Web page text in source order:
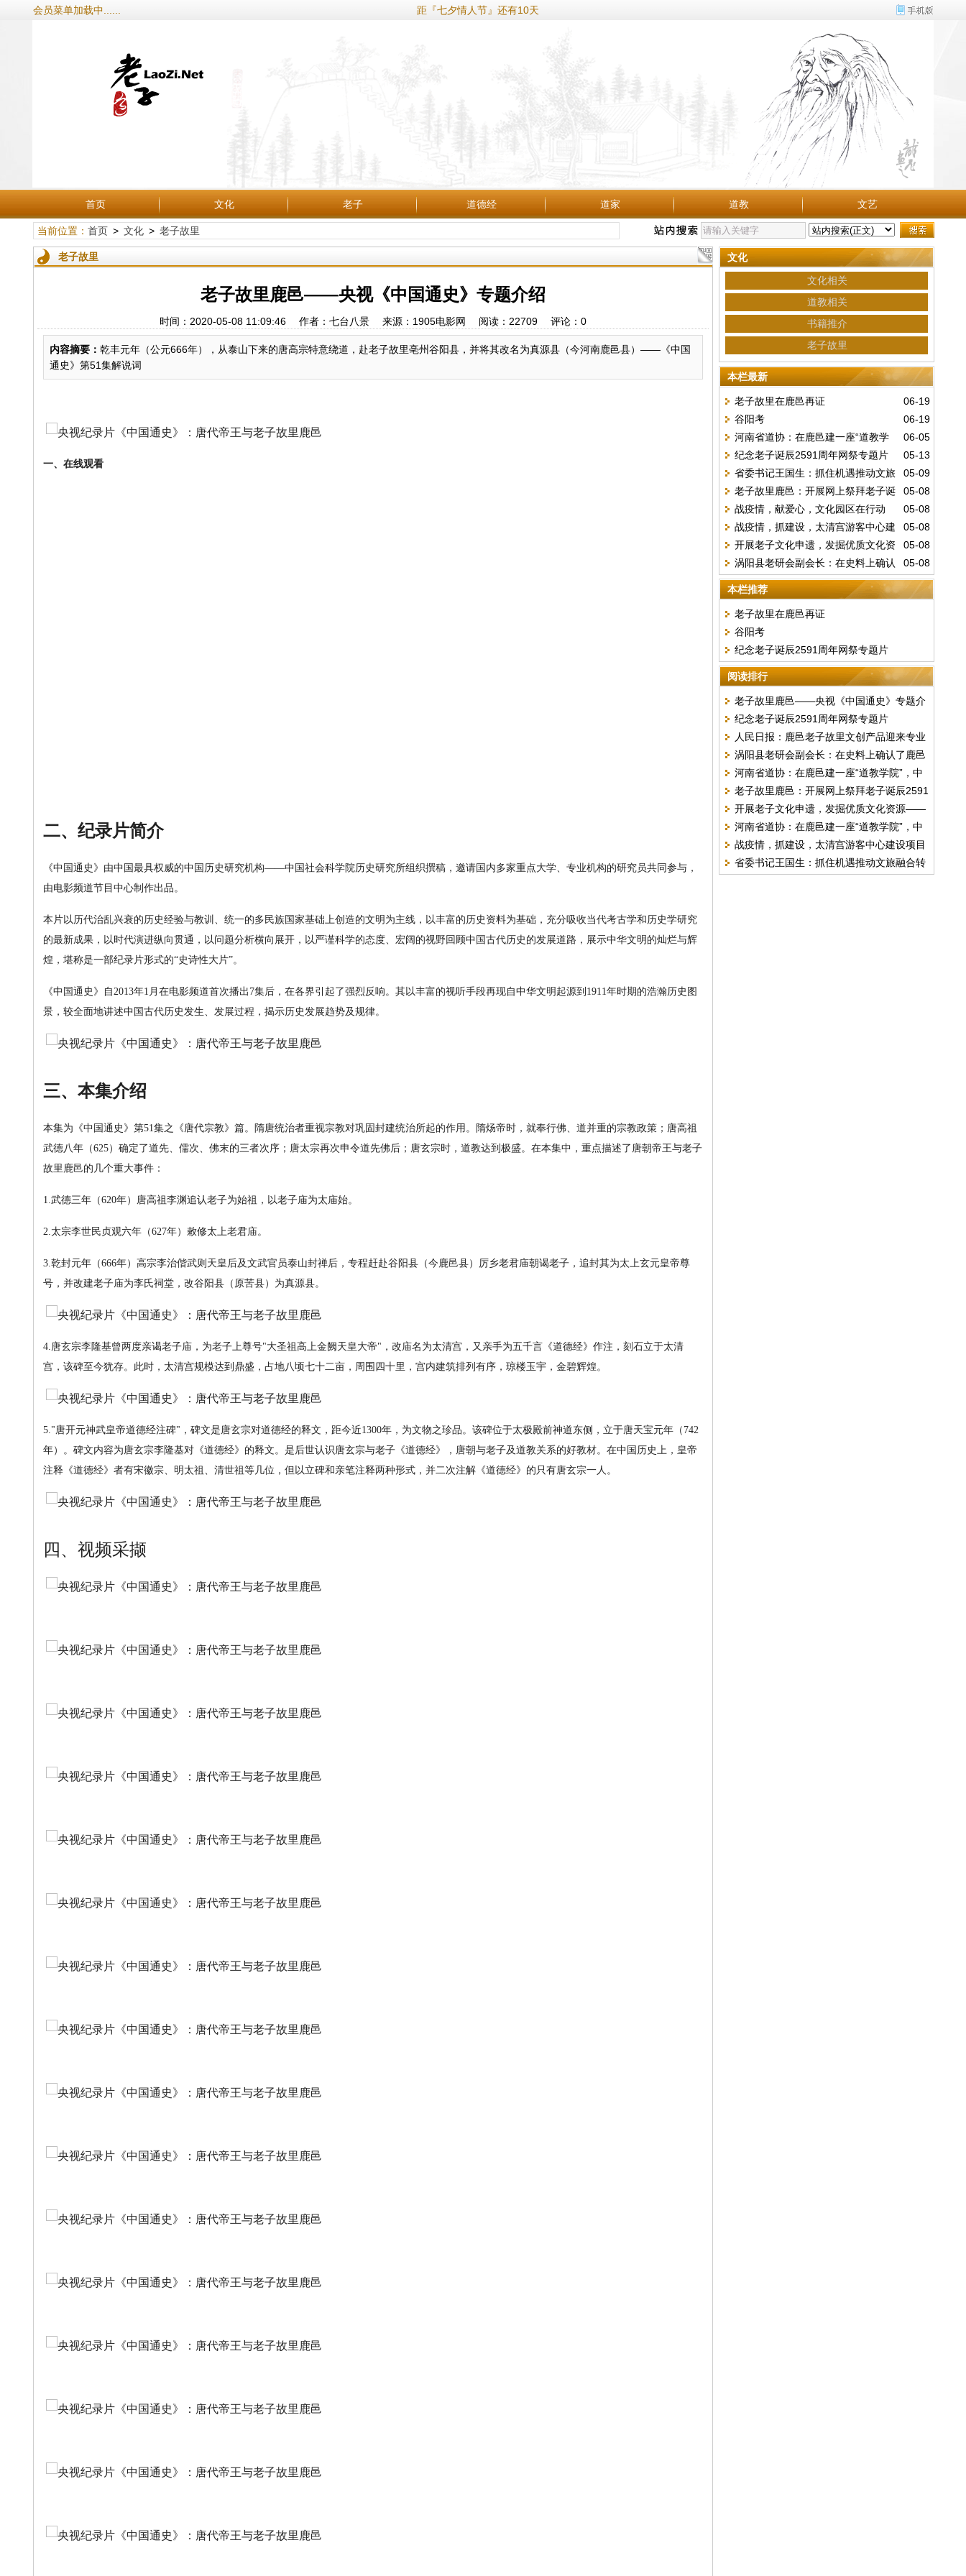
会员菜单加载中...... 距『七夕情人节』还有10天
首页 文化 老子 道德经 道家 道教 文艺
当前位置： 首页> 文化> 老子故里
老子故里
老子故里鹿邑——央视《中国通史》专题介绍
时间：2020-05-08 11:09:46 作者：七台八景 来源：1905电影网 阅读： 22709评论： 0
内容摘要： 乾丰元年（公元666年），从泰山下来的唐高宗特意绕道，赴老子故里亳州谷阳县，并将其改名为真源县（今河南鹿邑县）——《中国
通史》第51集解说词
一、在线观看
二、纪录片简介
《中国通史》由中国最具权威的中国历史研究机构——中国社会科学院历史研究所组织撰稿，邀请国内多家重点大学、专业机构的研究员共同参与，
由电影频道节目中心制作出品。
本片以历代治乱兴衰的历史经验与教训、统一的多民族国家基础上创造的文明为主线，以丰富的历史资料为基础，充分吸收当代考古学和历史学研究
的最新成果，以时代演进纵向贯通，以问题分析横向展开，以严谨科学的态度、宏阔的视野回顾中国古代历史的发展道路，展示中华文明的灿烂与辉
煌，堪称是一部纪录片形式的“史诗性大片”。
《中国通史》自2013年1月在电影频道首次播出7集后，在各界引起了强烈反响。其以丰富的视听手段再现自中华文明起源到1911年时期的浩瀚历史图
景，较全面地讲述中国古代历史发生、发展过程，揭示历史发展趋势及规律。
三、本集介绍
本集为《中国通史》第51集之《唐代宗教》篇。隋唐统治者重视宗教对巩固封建统治所起的作用。隋炀帝时，就奉行佛、道并重的宗教政策；唐高祖
武德八年（625）确定了道先、儒次、佛末的三者次序；唐太宗再次申令道先佛后；唐玄宗时，道教达到极盛。在本集中，重点描述了唐朝帝王与老子
故里鹿邑的几个重大事件：
1.武德三年（620年）唐高祖李渊追认老子为始祖，以老子庙为太庙始。
2.太宗李世民贞观六年（627年）敕修太上老君庙。
3.乾封元年（666年）高宗李治偕武则天皇后及文武官员泰山封禅后，专程赶赴谷阳县（今鹿邑县）厉乡老君庙朝谒老子，追封其为太上玄元皇帝尊
号，并改建老子庙为李氏祠堂，改谷阳县（原苦县）为真源县。
4.唐玄宗李隆基曾两度亲谒老子庙，为老子上尊号"大圣祖高上金阙天皇大帝"，改庙名为太清宫，又亲手为五千言《道德经》作注，刻石立于太清
宫，该碑至今犹存。此时，太清宫规模达到鼎盛，占地八顷七十二亩，周围四十里，宫内建筑排列有序，琼楼玉宇，金碧辉煌。
5."唐开元神武皇帝道德经注碑"，碑文是唐玄宗对道德经的释文，距今近1300年，为文物之珍品。该碑位于太极殿前神道东侧，立于唐天宝元年（742
年）。碑文内容为唐玄宗李隆基对《道德经》的释文。是后世认识唐玄宗与老子《道德经》，唐朝与老子及道教关系的好教材。在中国历史上，皇帝
注释《道德经》者有宋徽宗、明太祖、清世祖等几位，但以立碑和亲笔注释两种形式，并二次注解《道德经》的只有唐玄宗一人。
四、视频采撷
文化
文化相关
道教相关
书籍推介
老子故里
本栏最新
06-19
老子故里在鹿邑再证
06-19
谷阳考
06-05
河南省道协：在鹿邑建一座“道教学
院”，中不中？
05-13
纪念老子诞辰2591周年网祭专题片
05-09
省委书记王国生：抓住机遇推动文旅
融合转型升级
05-08
老子故里鹿邑：开展网上祭拜老子诞
辰2591周年活动
05-08
战疫情，献爱心，文化园区在行动
05-08
战疫情，抓建设，太清宫游客中心建
设项目顺利开工
05-08
开展老子文化申遗，发掘优质文化资
源——访省政协委员张丽娟
05-08
涡阳县老研会副会长：在史料上确认
了鹿邑是老子故里！
本栏推荐
老子故里在鹿邑再证
谷阳考
纪念老子诞辰2591周年网祭专题片
阅读排行
老子故里鹿邑——央视《中国通史》专题介
绍
纪念老子诞辰2591周年网祭专题片
人民日报：鹿邑老子故里文创产品迎来专业
院校考察
涡阳县老研会副会长：在史料上确认了鹿邑
是老子故里！
河南省道协：在鹿邑建一座“道教学院”，中
不中？
老子故里鹿邑：开展网上祭拜老子诞辰2591
周年活动
开展老子文化申遗，发掘优质文化资源——
访省政协委员张丽娟
河南省道协：在鹿邑建一座“道教学院”，中
不中？
战疫情，抓建设，太清宫游客中心建设项目
顺利开工
省委书记王国生：抓住机遇推动文旅融合转